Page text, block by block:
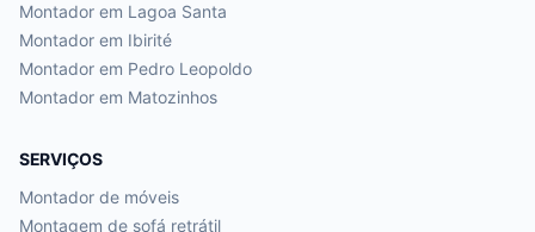
Montador em Lagoa Santa
Montador em Ibirité
Montador em Pedro Leopoldo
Montador em Matozinhos
SERVIÇOS
Montador de móveis
Montagem de sofá retrátil